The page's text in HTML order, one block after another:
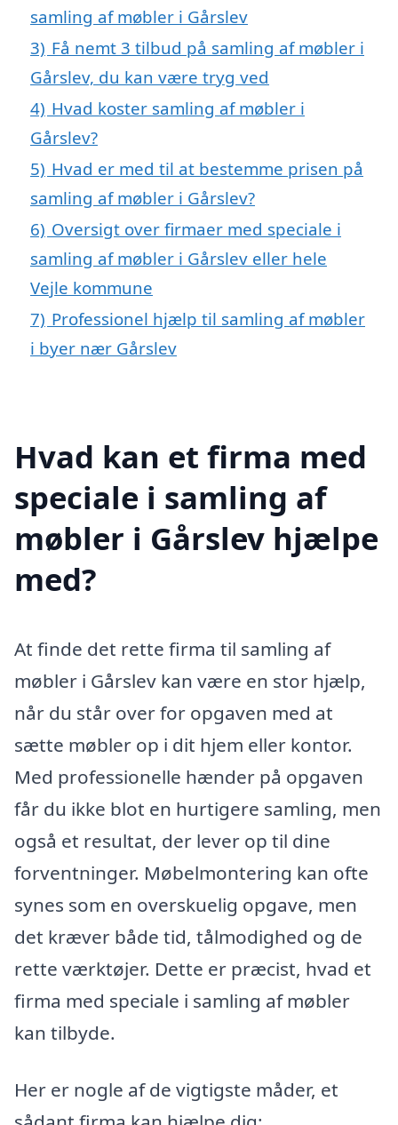
samling af møbler i Gårslev
3) Få nemt 3 tilbud på samling af møbler i
Gårslev, du kan være tryg ved
4) Hvad koster samling af møbler i
Gårslev?
5) Hvad er med til at bestemme prisen på
samling af møbler i Gårslev?
6) Oversigt over firmaer med speciale i
samling af møbler i Gårslev eller hele
Vejle kommune
7) Professionel hjælp til samling af møbler
i byer nær Gårslev
Hvad kan et firma med
speciale i samling af
møbler i Gårslev hjælpe
med?
At finde det rette firma til samling af
møbler i Gårslev kan være en stor hjælp,
når du står over for opgaven med at
sætte møbler op i dit hjem eller kontor.
Med professionelle hænder på opgaven
får du ikke blot en hurtigere samling, men
også et resultat, der lever op til dine
forventninger. Møbelmontering kan ofte
synes som en overskuelig opgave, men
det kræver både tid, tålmodighed og de
rette værktøjer. Dette er præcist, hvad et
firma med speciale i samling af møbler
kan tilbyde.
Her er nogle af de vigtigste måder, et